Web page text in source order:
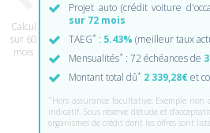
Calcul
sur 60
mois
Projet auto (crédit voiture
sur 72 mois
TAEG* : 5.43% (meilleur taux
Mensualités* : 72 échéances de
Montant total dû* 2 339,28€et
* Hors assurance facultative. Exemple
indicatif. Sous réserve d'étude et
organismes de crédit dont les offres sont